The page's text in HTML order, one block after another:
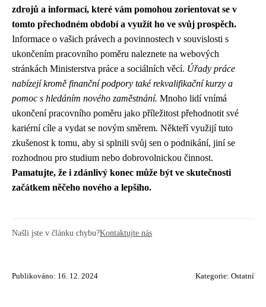
zdrojů a informací, které vám pomohou zorientovat se v
tomto přechodném období a využít ho ve svůj prospěch.
Informace o vašich právech a povinnostech v souvislosti s
ukončením pracovního poměru naleznete na webových
stránkách Ministerstva práce a sociálních věcí. Úřady práce
nabízejí kromě finanční podpory také rekvalifikační kurzy a
pomoc s hledáním nového zaměstnání. Mnoho lidí vnímá
ukončení pracovního poměru jako příležitost přehodnotit své
kariérní cíle a vydat se novým směrem. Někteří využijí tuto
zkušenost k tomu, aby si splnili svůj sen o podnikání, jiní se
rozhodnou pro studium nebo dobrovolnickou činnost.
Pamatujte, že i zdánlivý konec může být ve skutečnosti
začátkem něčeho nového a lepšího.
Našli jste v článku chybu?Kontaktujte nás
Publikováno: 16. 12. 2024 Kategorie: Ostatní